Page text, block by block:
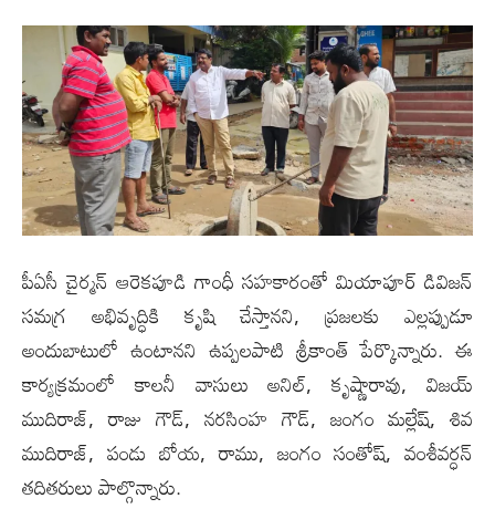
పీఏసీ చైర్మన్ ఆరెకపూడి గాంధీ సహకారంతో మియాపూర్ డివిజన్
సమగ్ర అభివృద్ధికి కృషి చేస్తానని, ప్రజలకు ఎల్లప్పుడూ
అందుబాటులో ఉంటానని ఉప్పలపాటి శ్రీకాంత్ పేర్కొన్నారు. ఈ
కార్యక్రమంలో కాలనీ వాసులు అనిల్, కృష్ణారావు, విజయ్
ముదిరాజ్, రాజు గౌడ్, నరసింహ గౌడ్, జంగం మల్లేష్, శివ
ముదిరాజ్, పండు బోయ, రాము, జంగం సంతోష్, వంశీవర్ధన్
తదితరులు పాల్గొన్నారు.